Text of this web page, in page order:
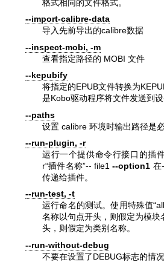
格式相同的文件格式。
--import-calibre-data
导入先前导出的calibre数据
--inspect-mobi, -m
查看指定路径的 MOBI 文件
--kepubify
将指定的EPUB文件转换为
是Kobo驱动程序将文件发送到设
--paths
设置 calibre 环境时输出路径是
--run-plugin, -r
运行一个提供命令行接口的插
r“插件名称”-- file1--option1 在
传递给插件。
--run-test, -t
运行命名的测试。使用特殊值
名称以句点开头，则假定为模
头，则假定为类别名称。
--run-without-debug
不要在设置了DEBUG标志的情